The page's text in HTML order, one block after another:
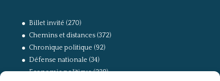
Billet invité (270)
Chemins et distances(372)
Chronique politique (92)
Défense nationale (34)
Economie politique(238)